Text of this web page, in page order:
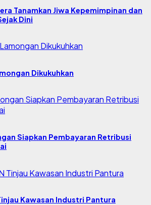
Tanamkan Jiwa Kepemimpinan dan
Dini
Dikukuhkan
Siapkan Pembayaran Retribusi
Kawasan Industri Pantura